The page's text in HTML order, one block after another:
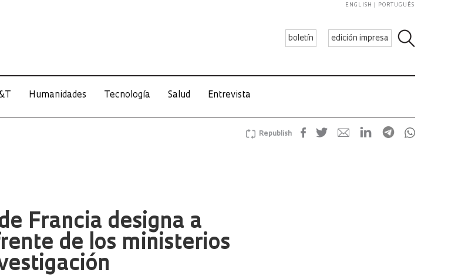
boletín edición impresa
ENGLISH PORTUGUÊS
Humanidades Tecnología Salud Entrevista
Republish
Francia designa a
de los ministerios